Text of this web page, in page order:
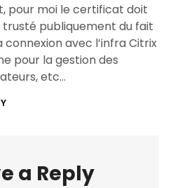
pour moi le certificat doit
publiquement du fait
connexion avec l’infra Citrix
pour la gestion des
etc…
a Reply